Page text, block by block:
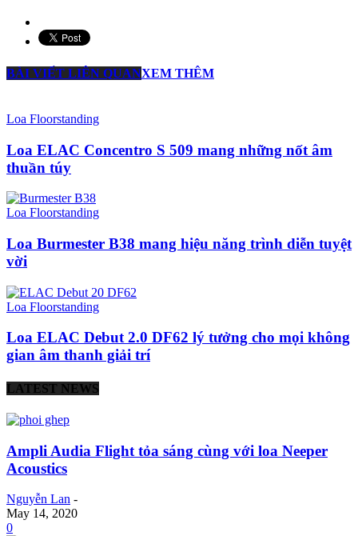
BÀI VIẾT LIÊN QUANXEM THÊM
Loa Floorstanding
Loa ELAC Concentro S 509 mang những nốt âm
thuần túy
Loa Floorstanding
Loa Burmester B38 mang hiệu năng trình diễn tuyệt
vời
Loa Floorstanding
Loa ELAC Debut 2.0 DF62 lý tưởng cho mọi không
gian âm thanh giải trí
LATEST NEWS
Ampli Audia Flight tỏa sáng cùng với loa Neeper
Acoustics
Nguyễn Lan -
May 14, 2020
0